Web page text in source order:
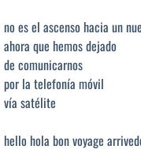
no es el ascenso hacia un
ahora que hemos dejado
de comunicarnos
por la telefonía móvil
vía satélite
hello hola bon voyage